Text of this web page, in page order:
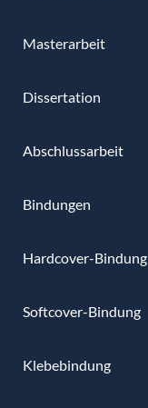
Masterarbeit
Dissertation
Abschlussarbeit
Bindungen
Hardcover-Bindung
Softcover-Bindung
Klebebindung